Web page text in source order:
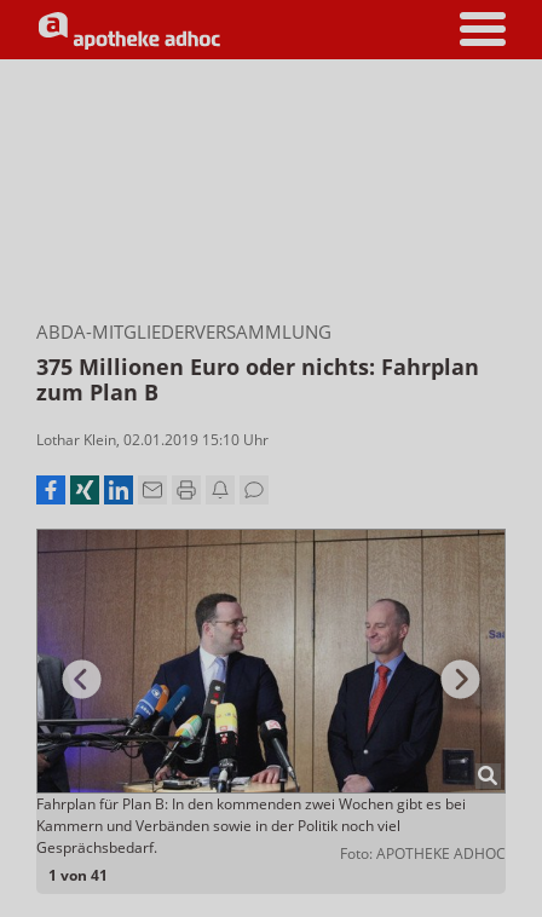
ABDA-MITGLIEDERVERSAMMLUNG
375 Millionen Euro oder nichts: Fahrplan
zum Plan B
Lothar Klein, 02.01.2019 15:10 Uhr
1 von 41
Fahrplan für Plan B: In den kommenden zwei Wochen gibt es bei
Kammern und Verbänden sowie in der Politik noch viel
Gesprächsbedarf.
Foto: APOTHEKE ADHOC